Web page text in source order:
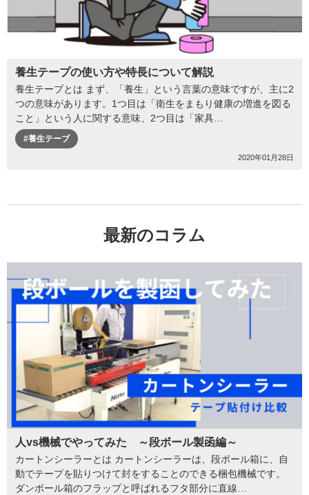
養生テープの使い方や特長について解説
養生テープとは まず、「養生」という言葉の意味ですが、主に2
つの意味があります。1つ目は「衛生をまもり健康の増進を図る
こと」という人に関する意味、2つ目は「家具…
#養生テープ
2020年01月28日
最新のコラム
人vs機械でやってみた ～段ボール製函編～
カートンシーラーとは カートンシーラーは、段ボール箱に、自
動でテープを貼りつけて封をすることのできる梱包機械です。
ダンボール箱のフラップと呼ばれるフタ部分に直線…